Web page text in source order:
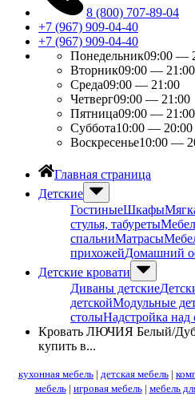
8 (800) 707-89-04
+7 (967) 909-04-40
+7 (967) 909-04-40
Понедельник09:00 —
Вторник09:00 — 21:00
Среда09:00 — 21:00
Четверг09:00 — 21:00
Пятница09:00 — 21:00
Суббота10:00 — 20:00
Воскресенье10:00 —
Главная страница
Детские
ГостиныеШкафы
стулья, табуреты
спальниМатрасы
прихожейДомашний
Детские кровати
Диваны детские
детскойМодульные
столыНадстройка над
Кровать ЛЮЧИЯ Белый/
купить в...
кухонная мебель | детская мебель |
мебель| игровая мебель| мебель